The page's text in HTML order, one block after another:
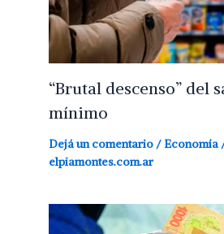
“Brutal descenso” del
mínimo
Dejá un comentario / Economía
elpiamontes.com.ar